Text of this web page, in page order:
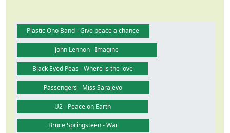
Plastic Ono Band - Give peace a chance
John Lennon - Imagine
Black Eyed Peas - Where is the love
Passengers - Miss Sarajevo
U2 - Peace on Earth
Bruce Springsteen - War